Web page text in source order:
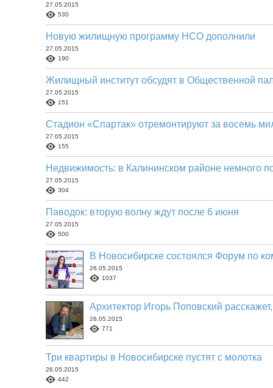
27.05.2015
530
Новую жилищную программу НСО дополнили
27.05.2015
190
Жилищный институт обсудят в Общественной
27.05.2015
151
Стадион «Спартак» отремонтируют за восемь
27.05.2015
155
Недвижимость: в Калининском районе немного
27.05.2015
304
Паводок: вторую волну ждут после 6 июня
27.05.2015
500
В Новосибирске состоялся Форум по
26.05.2015
1037
Архитектор Игорь Поповский
26.05.2015
771
Три квартиры в Новосибирске пустят с молотка
26.05.2015
442